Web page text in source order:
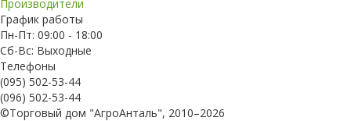
Производители
График работы
Пн-Пт: 09:00 - 18:00
Сб-Вс: Выходные
Телефоны
(095) 502-53-44
(096) 502-53-44
©Торговый дом "АгроАнталь", 2010–2026